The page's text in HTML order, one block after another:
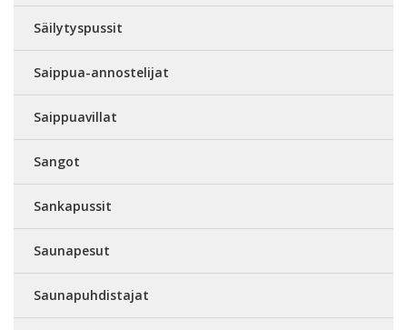
Säilytyspussit
Saippua-annostelijat
Saippuavillat
Sangot
Sankapussit
Saunapesut
Saunapuhdistajat